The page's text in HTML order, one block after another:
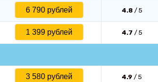
6 790 рублей 4.8/ 5
1 399 рублей 4.7 / 5
3 580 рублей 4.9 / 5